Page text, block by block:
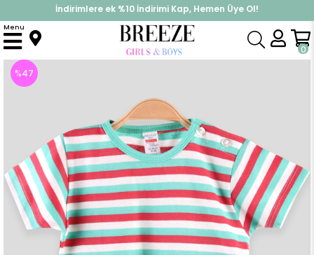
%30 Sepette Yaz İndirimi, Hemen Al!
İndirimlere ek %10 İndirimi Kap, Hemen Üye Ol!
0
Menu
Anasayfa Üst Giyim Tişört Erkek Bebek Tişört Patlı Çizgili Yeşil (1.5 Yaş)
%47